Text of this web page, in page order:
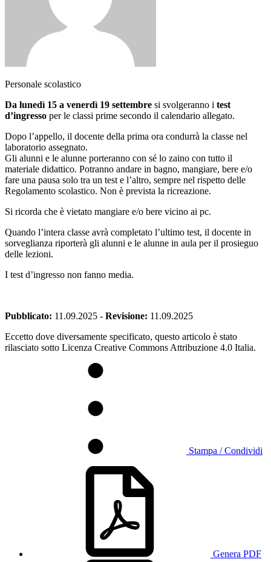
Personale scolastico
Da lunedì 15 a venerdì 19 settembre si svolgeranno i test
d’ingresso per le classi prime secondo il calendario allegato.
Dopo l’appello, il docente della prima ora condurrà la classe nel
laboratorio assegnato.
Gli alunni e le alunne porteranno con sé lo zaino con tutto il
materiale didattico. Potranno andare in bagno, mangiare, bere e/o
fare una pausa solo tra un test e l’altro, sempre nel rispetto delle
Regolamento scolastico. Non è prevista la ricreazione.
Si ricorda che è vietato mangiare e/o bere vicino ai pc.
Quando l’intera classe avrà completato l’ultimo test, il docente in
sorveglianza riporterà gli alunni e le alunne in aula per il prosieguo
delle lezioni.
I test d’ingresso non fanno media.
Pubblicato: 11.09.2025 - Revisione: 11.09.2025
Eccetto dove diversamente specificato, questo articolo è stato
rilasciato sotto Licenza Creative Commons Attribuzione 4.0 Italia.
Stampa / Condividi
Genera PDF